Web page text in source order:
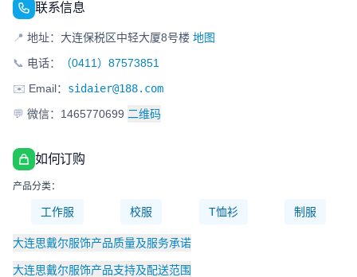
联系信息
📍 地址：大连保税区中轻大厦8号楼 地图
📞 电话：
（0411）87573851
✉️ Email： sidaier@188.com
💬 微信：1465770699 二维码
如何订购
产品分类：
工作服 校服 T恤衫 制服
大连思戴尔服饰产品质量及服务承诺
大连思戴尔服饰产品支持及配送范围